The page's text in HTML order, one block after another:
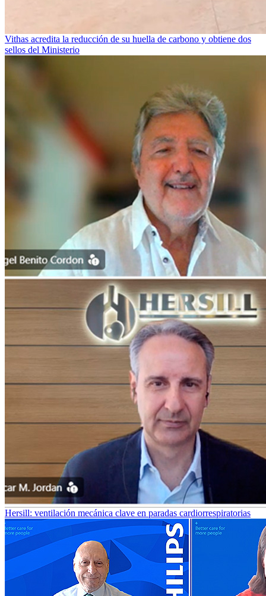
Vithas acredita la reducción de su huella de carbono y obtiene dos
sellos del Ministerio
Hersill: ventilación mecánica clave en paradas cardiorrespiratorias